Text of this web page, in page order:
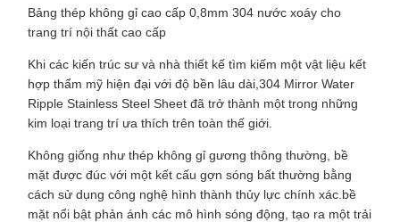
Bảng thép không gỉ cao cấp 0,8mm 304 nước xoáy cho
trang trí nội thất cao cấp
Khi các kiến trúc sư và nhà thiết kế tìm kiếm một vật liệu kết
hợp thẩm mỹ hiện đại với độ bền lâu dài,304 Mirror Water
Ripple Stainless Steel Sheet đã trở thành một trong những
kim loại trang trí ưa thích trên toàn thế giới.
Không giống như thép không gỉ gương thông thường, bề
mặt được đúc với một kết cấu gợn sóng bất thường bằng
cách sử dụng công nghệ hình thành thủy lực chính xác.bề
mặt nổi bật phản ánh các mô hình sóng động, tạo ra một trải